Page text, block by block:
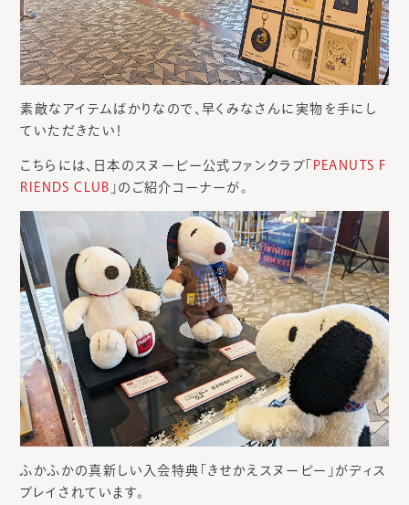
素敵なアイテムばかりなので、早くみなさんに実物を手にし
ていただきたい！
こちらには、日本のスヌーピー公式ファンクラブ「
PEANUTS F
RIENDS CLUB 」のご紹介コーナーが。
ふかふかの真新しい入会特典「きせかえスヌーピー」がディス
プレイされています。